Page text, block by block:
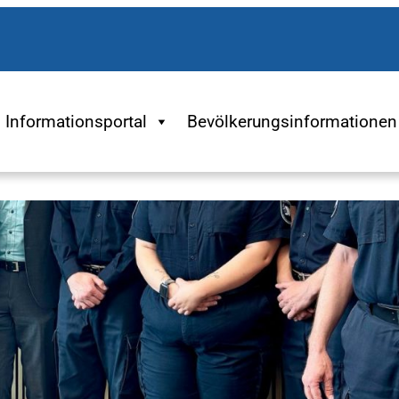
Informationsportal Bevölkerungsinformationen